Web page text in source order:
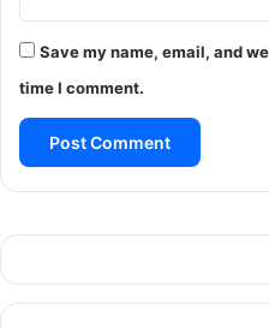
Save my name, email, and
time I comment.